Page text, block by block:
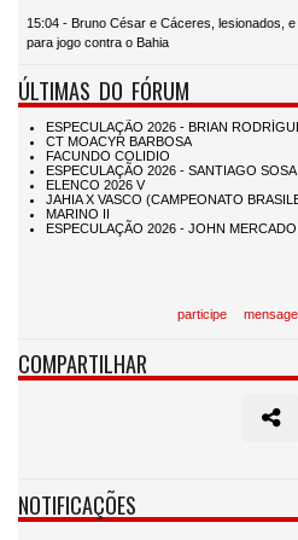
15:04 - Bruno César e Cáceres, lesionados,
para jogo contra o Bahia
ÚLTIMAS DO FÓRUM
participe
COMPARTILHAR
NOTIFICAÇÕES